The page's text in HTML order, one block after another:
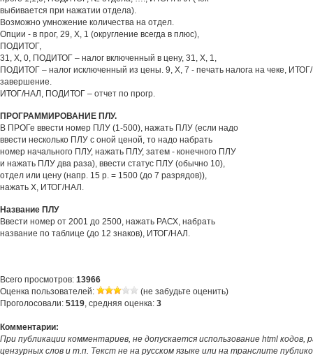
выбивается при нажатии отдела).
Возможно умножение количества на отдел.
Опции - в прог, 29, Х, 1 (округление всегда в плюс),
ПОДИТОГ,
31, Х, 0, ПОДИТОГ – налог включенный в цену, 31, Х, 1,
ПОДИТОГ – налог исключенный из цены. 9, Х, 7 - печать налога на чеке,
завершение.
ИТОГ/НАЛ, ПОДИТОГ – отчет по прогр.
ПРОГРАММИРОВАНИЕ ПЛУ.
В ПРОГе ввести номер ПЛУ (1-500), нажать ПЛУ (если надо
ввести несколько ПЛУ с оной ценой, то надо набрать
номер начального ПЛУ, нажать ПЛУ, затем - конечного ПЛУ
и нажать ПЛУ два раза), ввести статус ПЛУ (обычно 10),
отдел или цену (напр. 15 р. = 1500 (до 7 разрядов)),
нажать Х, ИТОГ/НАЛ.
Название ПЛУ
Ввести номер от 2001 до 2500, нажать РАСХ, набрать
название по таблице (до 12 знаков), ИТОГ/НАЛ.
Всего просмотров: 13966
Оценка пользователей:
(не забудьте оценить)
Проголосовали: 5119, средняя оценка: 3
Комментарии:
При публикации комментариев, не допускается использование html кодов,
цензурных слов и т.п. Текст не на русском языке или на транслите